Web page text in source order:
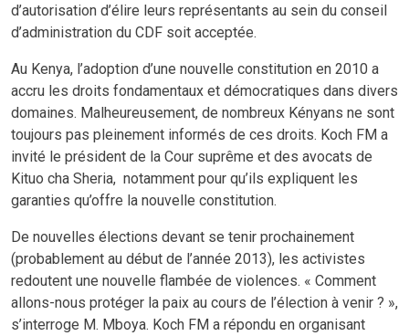
d’autorisation d’élire leurs représentants au sein du conseil
d’administration du CDF soit acceptée.
Au Kenya, l’adoption d’une nouvelle constitution en 2010 a
accru les droits fondamentaux et démocratiques dans divers
domaines. Malheureusement, de nombreux Kényans ne sont
toujours pas pleinement informés de ces droits. Koch FM a
invité le président de la Cour suprême et des avocats de
Kituo cha Sheria, notamment pour qu’ils expliquent les
garanties qu’offre la nouvelle constitution.
De nouvelles élections devant se tenir prochainement
(probablement au début de l’année 2013), les activistes
redoutent une nouvelle flambée de violences. « Comment
allons-nous protéger la paix au cours de l’élection à venir ? »,
s’interroge M. Mboya. Koch FM a répondu en organisant